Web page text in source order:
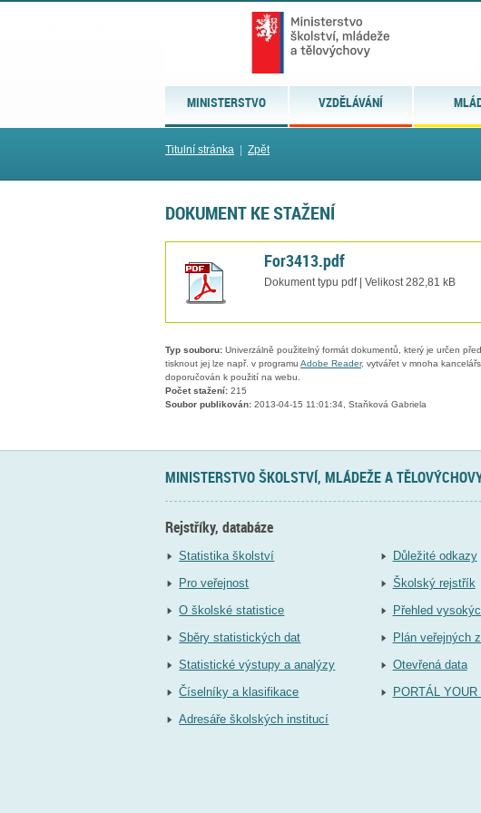
MINISTERSTVO VZDĚLÁVÁNÍ
Titulní stránka Zpět
DOKUMENT KE STAŽENÍ
For3413.pdf
Dokument typu pdf | Velikost 282,81 kB
Typ souboru: Univerzálně použitelný formát dokumentů, který je určen
tisknout jej lze např. v programu Adobe Reader, vytvářet v mnoha
doporučován k použití na webu.
Počet stažení: 215
Soubor publikován: 2013-04-15 11:01:34, Staňková Gabriela
MINISTERSTVO ŠKOLSTVÍ, MLÁDEŽE A
Rejstříky, databáze
Statistika školství
Pro veřejnost
O školské statistice
Sběry statistických dat
Statistické výstupy a analýzy
Číselníky a klasifikace
Adresáře školských institucí
Důležité odkazy
Školský rejstřík
Přehled
Plán veřejných
Otevřená data
PORTÁL YOUR